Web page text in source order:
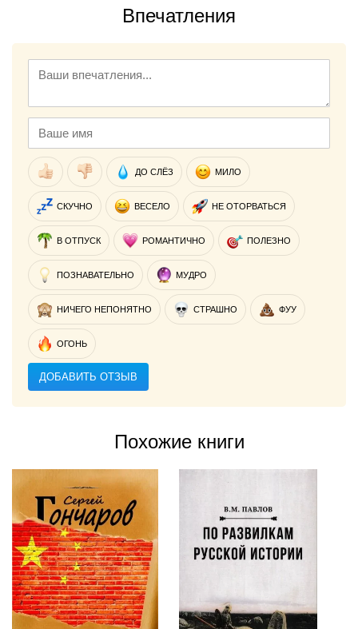
Впечатления
ДО СЛЁЗ МИЛО
СКУЧНО ВЕСЕЛО НЕ ОТОРВАТЬСЯ
В ОТПУСК РОМАНТИЧНО ПОЛЕЗНО
ПОЗНАВАТЕЛЬНО МУДРО
НИЧЕГО НЕПОНЯТНО СТРАШНО ФУУ
ОГОНЬ
ДОБАВИТЬ ОТЗЫВ
Похожие книги